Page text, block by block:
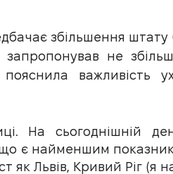
збільшення штату
не
важливість
На сьогоднішній
є найменшим
як Львів, Кривий Ріг (я